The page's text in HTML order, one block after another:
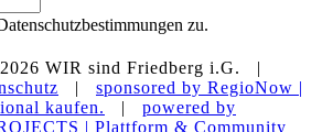
zu.
2026 WIR sind Friedberg i.G. |
| sponsored by RegioNow |
kaufen.
| powered by
| Plattform & Community